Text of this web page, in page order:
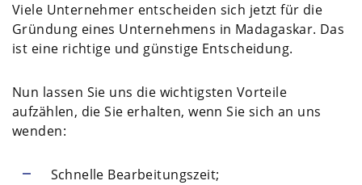
Viele Unternehmer entscheiden sich jetzt für die
Gründung eines Unternehmens in Madagaskar. Das
ist eine richtige und günstige Entscheidung.
Nun lassen Sie uns die wichtigsten Vorteile
aufzählen, die Sie erhalten, wenn Sie sich an uns
wenden:
Schnelle Bearbeitungszeit;